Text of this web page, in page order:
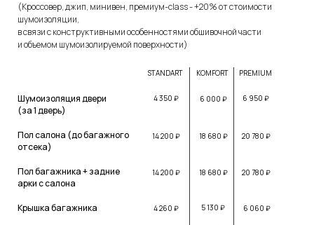
6 950 ₽
PREMIUM
KOMFORT
6 000 ₽
6 060 ₽
20 780 ₽
20 780 ₽
5 130 ₽
18 680 ₽
18 680 ₽
4 260 ₽
14 200 ₽
14 200 ₽
4 350 ₽
STANDART
Крышка багажника
Пол багажника + задние
арки с салона
Пол салона (до багажного
отсека)
Шумоизоляция двери
(за 1 дверь)
(Кроссовер, джип, минивен, премиум-class - +20% от стоимости
шумоизоляции,
в связи с конструктивными особенностями обшивочной части
и объемом шумоизолируемой поверхности)